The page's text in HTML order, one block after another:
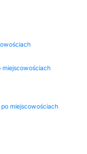
miejscowościach
miejscowościach